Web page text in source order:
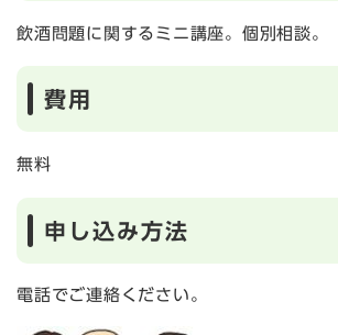
飲酒問題に関するミニ講座。個別相談。
費用
無料
申し込み方法
電話でご連絡ください。